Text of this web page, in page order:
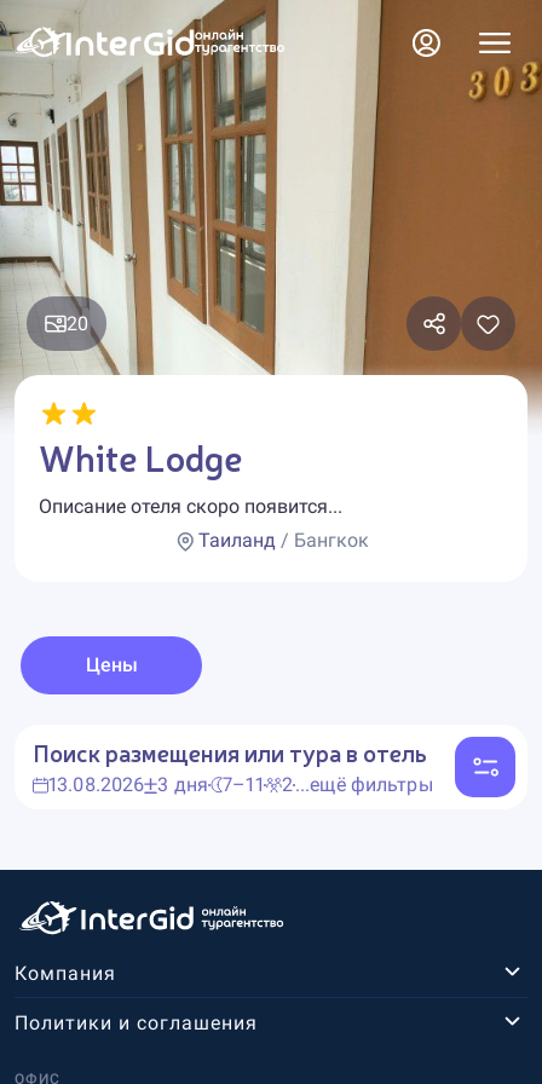
20
White Lodge
Описание отеля скоро появится...
Таиланд / Бангкок
Цены
Поиск размещения или тура в отель
13.08.2026 3 дня 7–11 2...ещё фильтры
Компания
ОФИС
Политики и соглашения